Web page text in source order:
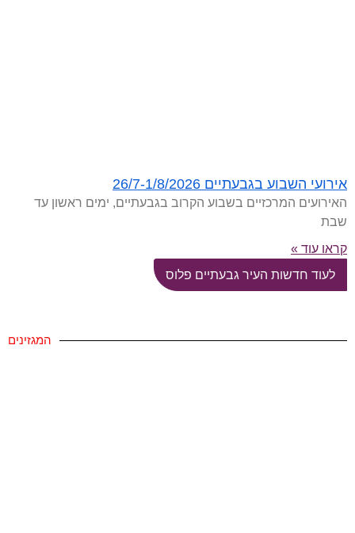
אירועי השבוע בגבעתיים 26/7-1/8/2026
האירועים המרכזיים בשבוע הקרוב בגבעתיים, ימים ראשון עד
שבת
קראו עוד »
לעוד חדשות העיר גבעתיים פלוס
המגזינים